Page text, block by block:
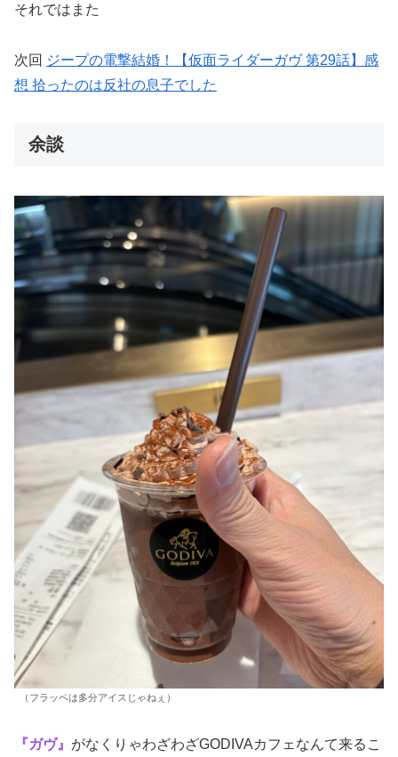
それではまた
次回 ジープの電撃結婚！【仮面ライダーガヴ 第29話】感
想 拾ったのは反社の息子でした
余談
（フラッペは多分アイスじゃねぇ）
『ガヴ』 がなくりゃわざわざGODIVAカフェなんて来るこ